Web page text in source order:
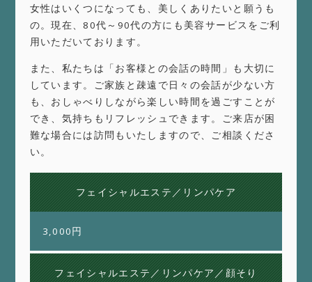
女性はいくつになっても、美しくありたいと願うも
の。現在、80代～90代の方にも美容サービスをご利
用いただいております。
また、私たちは「お客様との会話の時間」も大切に
しています。ご家族と疎遠で日々の会話が少ない方
も、おしゃべりしながら楽しい時間を過ごすことが
でき、気持ちもリフレッシュできます。ご来店が困
難な場合には訪問もいたしますので、ご相談くださ
い。
フェイシャルエステ／リンパケア
3,000円
フェイシャルエステ／リンパケア／顔そり